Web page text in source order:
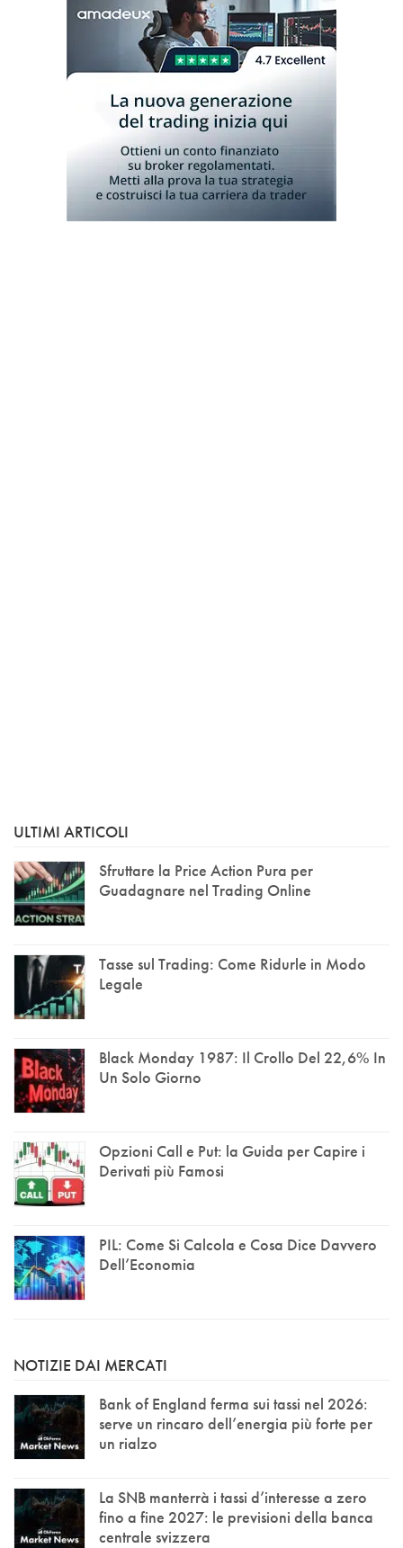
ULTIMI ARTICOLI
Sfruttare la Price Action Pura per
Guadagnare nel Trading Online
Tasse sul Trading: Come Ridurle in Modo
Legale
Black Monday 1987: Il Crollo Del 22,6% In
Un Solo Giorno
Opzioni Call e Put: la Guida per Capire i
Derivati più Famosi
PIL: Come Si Calcola e Cosa Dice Davvero
Dell’Economia
NOTIZIE DAI MERCATI
Bank of England ferma sui tassi nel 2026:
serve un rincaro dell’energia più forte per
un rialzo
La SNB manterrà i tassi d’interesse a zero
fino a fine 2027: le previsioni della banca
centrale svizzera